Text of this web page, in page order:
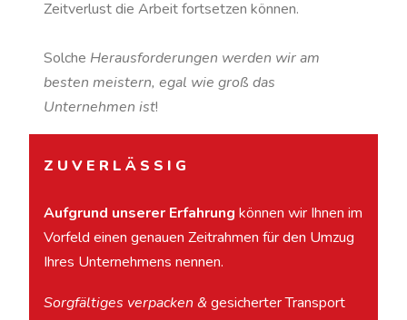
Zeitverlust die Arbeit fortsetzen können.
Solche Herausforderungen werden wir am
besten meistern, egal wie groß das
Unternehmen ist!
ZUVERLÄSSIG
Aufgrund unserer Erfahrung können wir Ihnen im
Vorfeld einen genauen Zeitrahmen für den Umzug
Ihres Unternehmens nennen.
Sorgfältiges verpacken &gesicherter Transport